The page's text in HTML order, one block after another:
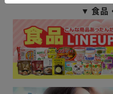
般の方の工事は法律で禁
工事に関するお問合せは
電話ください。
【LED照明サポートコー
0800-111-5300（通話料
≪受付時間≫平日9:00～
土・日・祝日9:00～
▼ 食品